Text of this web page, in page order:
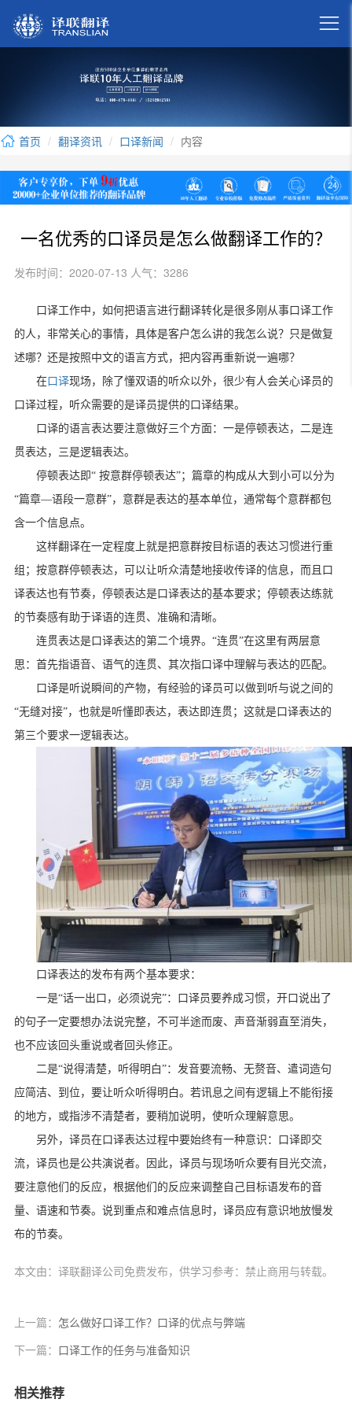

首页 翻译资讯 口译新闻 内容
一名优秀的口译员是怎么做翻译工作的？
发布时间：2020-07-13 人气：3286
口译工作中，如何把语言进行翻译转化是很多刚从事口译工作
的人，非常关心的事情，具体是客户怎么讲的我怎么说？只是做复
述哪？还是按照中文的语言方式，把内容再重新说一遍哪？
在口译现场，除了懂双语的听众以外，很少有人会关心译员的
口译过程，听众需要的是译员提供的口译结果。
口译的语言表达要注意做好三个方面：一是停顿表达，二是连
贯表达，三是逻辑表达。
停顿表达即“ 按意群停顿表达”；篇章的构成从大到小可以分为
“篇章—语段一意群”，意群是表达的基本单位，通常每个意群都包
含一个信息点。
这样翻译在一定程度上就是把意群按目标语的表达习惯进行重
组；按意群停顿表达，可以让听众清楚地接收传译的信息，而且口
译表达也有节奏，停顿表达是口译表达的基本要求；停顿表达练就
的节奏感有助于译语的连贯、准确和清晰。
连贯表达是口译表达的第二个境界。“连贯”在这里有两层意
思：首先指语音、语气的连贯、其次指口译中理解与表达的匹配。
口译是听说瞬间的产物，有经验的译员可以做到听与说之间的
“无缝对接”，也就是听懂即表达，表达即连贯；这就是口译表达的
第三个要求一逻辑表达。
口译表达的发布有两个基本要求：
一是“话一出口，必须说完”：口译员要养成习惯，开口说出了
的句子一定要想办法说完整，不可半途而废、声音渐弱直至消失，
也不应该回头重说或者回头修正。
二是“说得清楚，听得明白”：发音要流畅、无赘音、遣词造句
应简洁、到位，要让听众听得明白。若讯息之间有逻辑上不能衔接
的地方，或指涉不清楚者，要稍加说明，使听众理解意思。
另外，译员在口译表达过程中要始终有一种意识：口译即交
流，译员也是公共演说者。因此，译员与现场听众要有目光交流，
要注意他们的反应，根据他们的反应来调整自己目标语发布的音
量、语速和节奏。说到重点和难点信息时，译员应有意识地放慢发
布的节奏。
本文由：译联翻译公司免费发布，供学习参考：禁止商用与转载。
上一篇： 怎么做好口译工作？口译的优点与弊端
下一篇： 口译工作的任务与准备知识
相关推荐